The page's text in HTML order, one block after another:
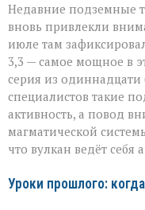
Недавние подземные
вновь привлекли
июле там
3,3 — самое мощное в
серия из одиннадцати
специалистов такие
активность, а повод
магматической
что вулкан ведёт себя
Уроки прошлого: